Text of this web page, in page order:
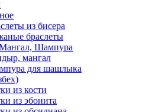
из бисера
браслеты
Шампура
мангал
для шашлыка
из кости
из эбонита